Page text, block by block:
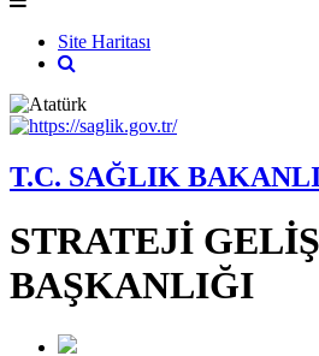
Site Haritası
T.C. SAĞLIK
STRATEJİ
BAŞKANLIĞI